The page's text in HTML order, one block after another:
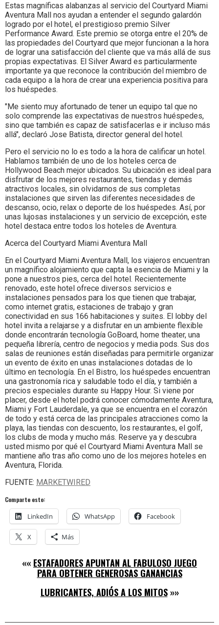
Estas magníficas alabanzas al servicio del Courtyard Miami
Aventura Mall nos ayudan a entender el segundo galardón
logrado por el hotel, el prestigioso premio Silver
Performance Award. Este premio se otorga entre el 20% de
las propiedades del Courtyard que mejor funcionan a la hora
de lograr una satisfacción del cliente que va más allá de sus
propias expectativas. El Silver Award es particularmente
importante ya que reconoce la contribución del miembro de
cada equipo a la hora de crear una experiencia positiva para
los huéspedes.
"Me siento muy afortunado de tener un equipo tal que no
solo comprende las expectativas de nuestros huéspedes,
sino que también es capaz de satisfacerlas e ir incluso más
allá", declaró Jose Batista, director general del hotel.
Pero el servicio no lo es todo a la hora de calificar un hotel.
Hablamos también de uno de los hoteles cerca de
Hollywood Beach mejor ubicados. Su ubicación es ideal para
disfrutar de los mejores restaurantes, tiendas y demás
atractivos locales, sin olvidarnos de sus completas
instalaciones que sirven las diferentes necesidades de
descanso, ocio, relax o deporte de los huéspedes. Así, por
unas lujosas instalaciones y un servicio de excepción, este
hotel destaca entre todos los hoteles de Aventura.
Acerca del Courtyard Miami Aventura Mall
En el Courtyard Miami Aventura Mall, los viajeros encuentran
un magnífico alojamiento que capta la esencia de Miami y la
pone a nuestros pies, cerca del hotel. Recientemente
renovado, este hotel ofrece diversos servicios e
instalaciones pensados para los que tienen que trabajar,
como internet gratis, estaciones de trabajo y gran
conectividad en sus 166 habitaciones y suites. El lobby del
hotel invita a relajarse y a disfrutar en un ambiente flexible
donde encontrarán tecnología GoBoard, home theater, una
pequeña librería, centro de negocios y media pods. Sus dos
salas de reuniones están diseñadas para permitirle organizar
un evento de éxito en unas instalaciones dotadas de lo
último en tecnología. En el Bistro, los huéspedes encuentran
una gastronomía rica y saludable todo el día, y también a
precios especiales durante su Happy Hour. Si viene por
placer, desde el hotel podrá conocer cómodamente Aventura,
Miami y Fort Lauderdale, ya que se encuentra en el corazón
de todo y está cerca de las principales atracciones como la
playa, las tiendas con descuento, los restaurantes, el golf,
los clubs de moda y mucho más. Reserve ya y descubra
usted mismo por qué el Courtyard Miami Aventura Mall se
mantiene año tras año como uno de los mejores hoteles en
Aventura, Florida.
FUENTE: MARKETWIRED
Comparte esto:
LinkedIn WhatsApp Facebook
X Más
«« ESTAFADORES APUNTAN AL FABULOSO JUEGO
PARA OBTENER GENEROSAS GANANCIAS
LUBRICANTES, ADIÓS A LOS MITOS»»